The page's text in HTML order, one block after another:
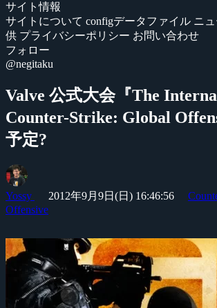
サイト情報
サイトについて configデータファイル ニ
供 プライバシーポリシー お問い合わせ
フォロー
@negitaku
Valve 公式大会『The
Counter-Strike: Global
予定?
Yossy 2012年9月9日(日) 16:46:56
Offensive